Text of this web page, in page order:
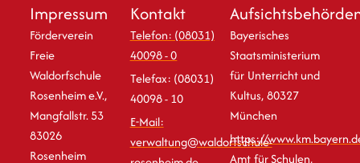
Impressum
Förderverein
Freie
Waldorfschule
Rosenheim e.V.,
Mangfallstr. 53
83026
Rosenheim
Kontakt
Telefon: (08031)
40098 - 0
Telefax: (08031)
40098 - 10
E-Mail:
verwaltung@waldorfschule-
Bayerisches
Staatsministerium
für Unterricht und
Kultus, 80327
München
https://
Amt für Schulen,